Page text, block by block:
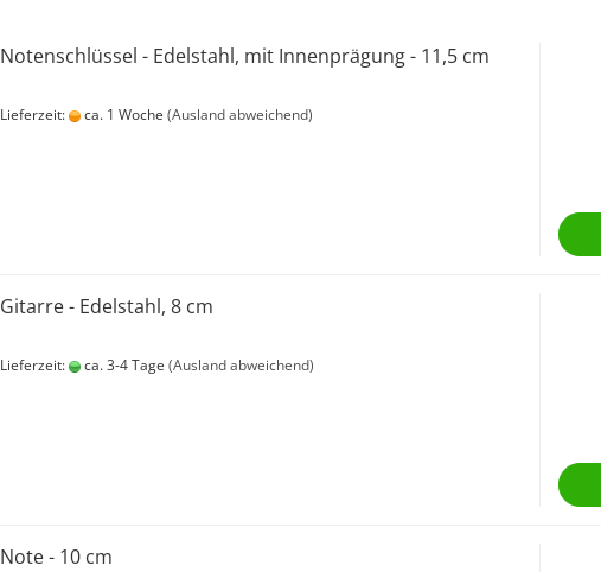
Notenschlüssel - Edelstahl, mit Innenprägung - 11,5 cm
Lieferzeit: ca. 1 Woche (Ausland abweichend)
Gitarre - Edelstahl, 8 cm
Lieferzeit: ca. 3-4 Tage (Ausland abweichend)
Note - 10 cm